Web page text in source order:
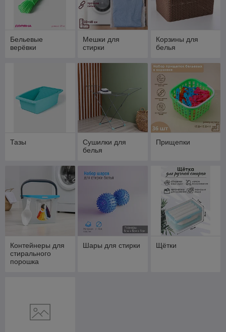
Бельевые
верёвки
Мешки для
стирки
Корзины для
белья
Тазы
Сушилки для
белья
Прищепки
Контейнеры для
стирального
порошка
Шары для стирки Щётки